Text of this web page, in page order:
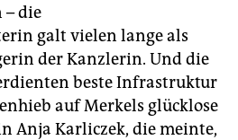
– die
galt vielen lange als
der Kanzlerin. Und die
beste Infrastruktur
auf Merkels glücklose
Anja Karliczek, die meinte,